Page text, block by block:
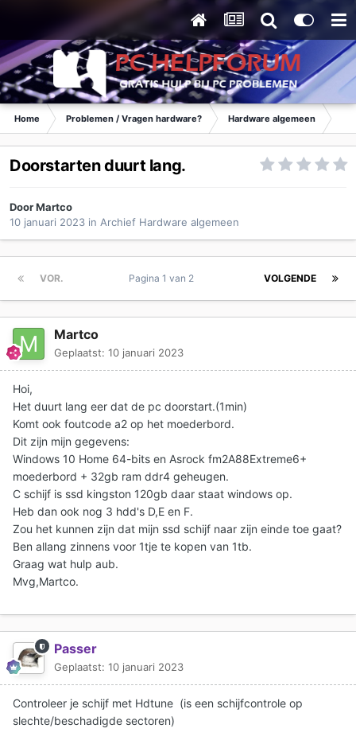
Home Problemen / Vragen hardware? Hardware algemeen
Doorstarten duurt lang.
DoorMartco
10 januari 2023 in Archief Hardware algemeen
VOR. VOLGENDE
Pagina 1 van 2
Martco
Geplaatst: 10 januari 2023
Hoi,
Het duurt lang eer dat de pc doorstart.(1min)
Komt ook foutcode a2 op het moederbord.
Dit zijn mijn gegevens:
Windows 10 Home 64-bits en Asrock fm2A88Extreme6+
moederbord + 32gb ram ddr4 geheugen.
C schijf is ssd kingston 120gb daar staat windows op.
Heb dan ook nog 3 hdd's D,E en F.
Zou het kunnen zijn dat mijn ssd schijf naar zijn einde toe gaat?
Ben allang zinnens voor 1tje te kopen van 1tb.
Graag wat hulp aub.
Mvg,Martco.
Passer
Geplaatst: 10 januari 2023
Controleer je schijf met Hdtune (is een schijfcontrole op
slechte/beschadigde sectoren)